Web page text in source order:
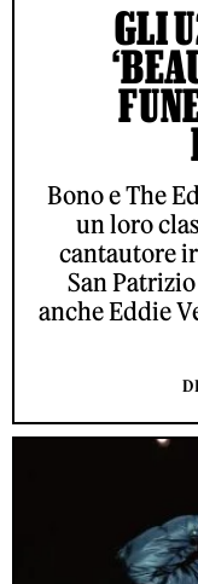
GLI
Bono e The
un loro
cantautore
San
anche Eddie